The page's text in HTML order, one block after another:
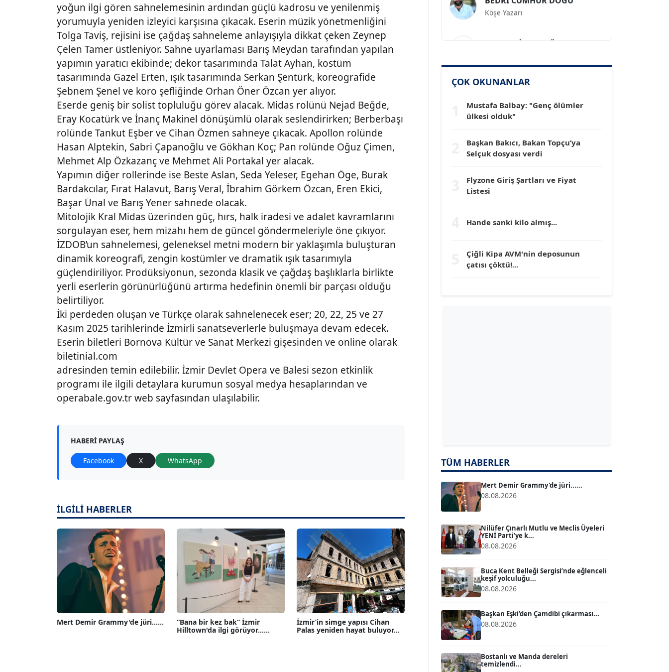
yoğun ilgi gören sahnelemesinin ardından güçlü kadrosu ve yenilenmiş
yorumuyla yeniden izleyici karşısına çıkacak. Eserin müzik yönetmenliğini
Tolga Taviş, rejisini ise çağdaş sahneleme anlayışıyla dikkat çeken Zeynep
Çelen Tamer üstleniyor. Sahne uyarlaması Barış Meydan tarafından yapılan
yapımın yaratıcı ekibinde; dekor tasarımında Talat Ayhan, kostüm
tasarımında Gazel Erten, ışık tasarımında Serkan Şentürk, koreografide
Şebnem Şenel ve koro şefliğinde Orhan Öner Özcan yer alıyor.
Eserde geniş bir solist topluluğu görev alacak. Midas rolünü Nejad Beğde,
Eray Kocatürk ve İnanç Makinel dönüşümlü olarak seslendirirken; Berberbaşı
rolünde Tankut Eşber ve Cihan Özmen sahneye çıkacak. Apollon rolünde
Hasan Alptekin, Sabri Çapanoğlu ve Gökhan Koç; Pan rolünde Oğuz Çimen,
Mehmet Alp Özkazanç ve Mehmet Ali Portakal yer alacak.
Yapımın diğer rollerinde ise Beste Aslan, Seda Yeleser, Egehan Öge, Burak
Bardakcılar, Fırat Halavut, Barış Veral, İbrahim Görkem Özcan, Eren Ekici,
Başar Ünal ve Barış Yener sahnede olacak.
Mitolojik Kral Midas üzerinden güç, hırs, halk iradesi ve adalet kavramlarını
sorgulayan eser, hem mizahı hem de güncel göndermeleriyle öne çıkıyor.
İZDOB’un sahnelemesi, geleneksel metni modern bir yaklaşımla buluşturan
dinamik koreografi, zengin kostümler ve dramatik ışık tasarımıyla
güçlendiriliyor. Prodüksiyonun, sezonda klasik ve çağdaş başlıklarla birlikte
yerli eserlerin görünürlüğünü artırma hedefinin önemli bir parçası olduğu
belirtiliyor.
İki perdeden oluşan ve Türkçe olarak sahnelenecek eser; 20, 22, 25 ve 27
Kasım 2025 tarihlerinde İzmirli sanatseverlerle buluşmaya devam edecek.
Eserin biletleri Bornova Kültür ve Sanat Merkezi gişesinden ve online olarak
biletinial.com
adresinden temin edilebilir. İzmir Devlet Opera ve Balesi sezon etkinlik
programı ile ilgili detaylara kurumun sosyal medya hesaplarından ve
operabale.gov.tr web sayfasından ulaşılabilir.
HABERI PAYLAŞ
Facebook X WhatsApp
İLGİLİ HABERLER
Mert Demir Grammy'de jüri......
“Bana bir kez bak” İzmir
Hilltown'da ilgi görüyor......
İzmir’in simge yapısı Cihan
Palas yeniden hayat buluyor...
Köşe Yazarı
Köşe Yazarı
Dr. HAKAN TARTAN
Prof. Dr. YÜCEL OCAK
Köşe Yazarı
T TUĞÇE TUĞSAVUL BAYSOY
BÜLENT GÜRLÜK
MERT ERBOY
B
ÇOK OKUNANLAR
Mustafa Balbay: "Genç ölümler
ülkesi olduk"
Başkan Bakıcı, Bakan Topçu’ya
Selçuk dosyası verdi
Flyzone Giriş Şartları ve Fiyat
Listesi
Hande sanki kilo almış...
Çiğli Kipa AVM'nin deposunun
çatısı çöktü!...
TÜM HABERLER
Mert Demir Grammy'de jüri......
08.08.2026
Nilüfer Çınarlı Mutlu ve Meclis Üyeleri
YENİ Parti'ye k...
08.08.2026
Buca Kent Belleği Sergisi’nde eğlenceli
keşif yolculuğu...
08.08.2026
Başkan Eşki’den Çamdibi çıkarması...
08.08.2026
Bostanlı ve Manda dereleri
temizlendi...